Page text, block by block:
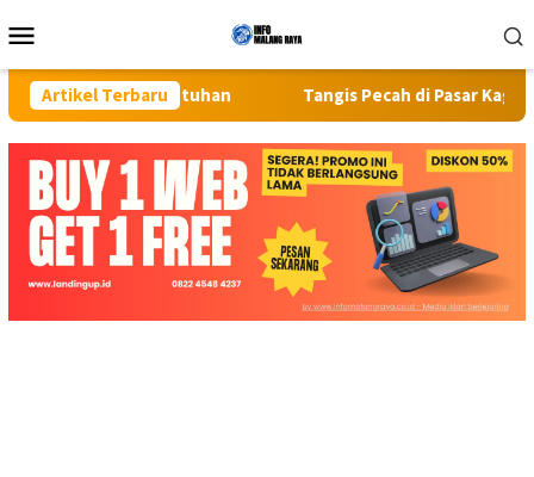
ke
Mobile
Artikel Terbaru
Kebutuhan Tangis Pecah di Pasar Kaget Binjai: Emosi